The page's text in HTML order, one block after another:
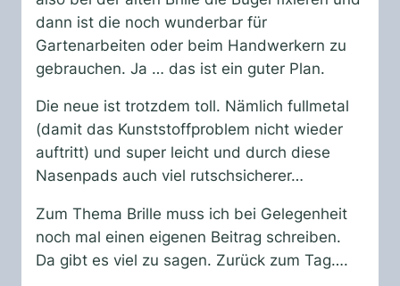
dann ist die noch wunderbar für
Gartenarbeiten oder beim Handwerkern zu
gebrauchen. Ja … das ist ein guter Plan.
Die neue ist trotzdem toll. Nämlich fullmetal
(damit das Kunststoffproblem nicht wieder
auftritt) und super leicht und durch diese
Nasenpads auch viel rutschsicherer…
Zum Thema Brille muss ich bei Gelegenheit
noch mal einen eigenen Beitrag schreiben.
Da gibt es viel zu sagen. Zurück zum Tag….